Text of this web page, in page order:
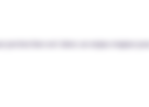
protection est donc un enjeu majeur pour